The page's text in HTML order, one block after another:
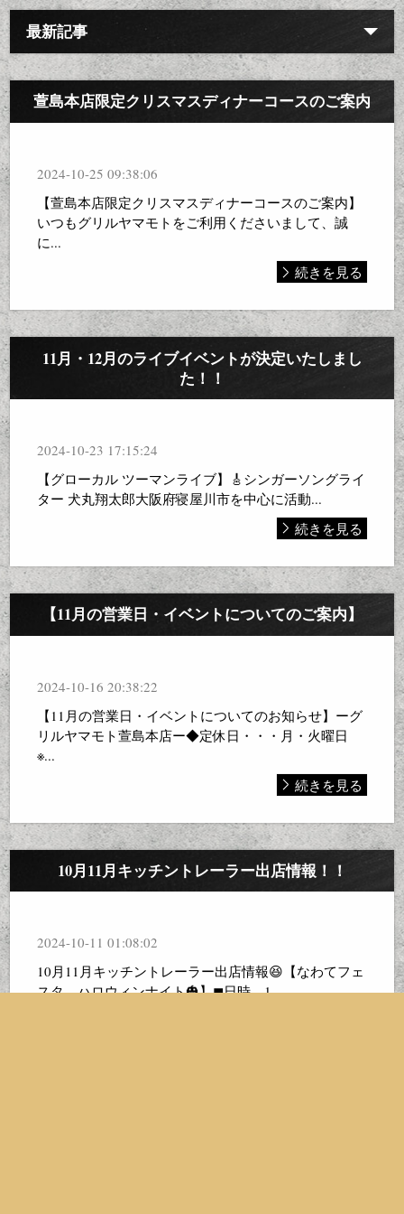
最新記事
萱島本店限定クリスマスディナーコースのご案内
2024-10-25 09:38:06
【萱島本店限定クリスマスディナーコースのご案内】
いつもグリルヤマモトをご利用くださいまして、誠
に...
続きを見る
11月・12月のライブイベントが決定いたしまし
た！！
2024-10-23 17:15:24
【グローカル ツーマンライブ】🎸シンガーソングライ
ター 犬丸翔太郎大阪府寝屋川市を中心に活動...
続きを見る
【11月の営業日・イベントについてのご案内】
2024-10-16 20:38:22
【11月の営業日・イベントについてのお知らせ】ーグ
リルヤマモト萱島本店ー◆定休日・・・月・火曜日
※...
続きを見る
10月11月キッチントレーラー出店情報！！
2024-10-11 01:08:02
10月11月キッチントレーラー出店情報😆【なわてフェ
スタ ハロウィンナイト🎃】◼︎日時 1...